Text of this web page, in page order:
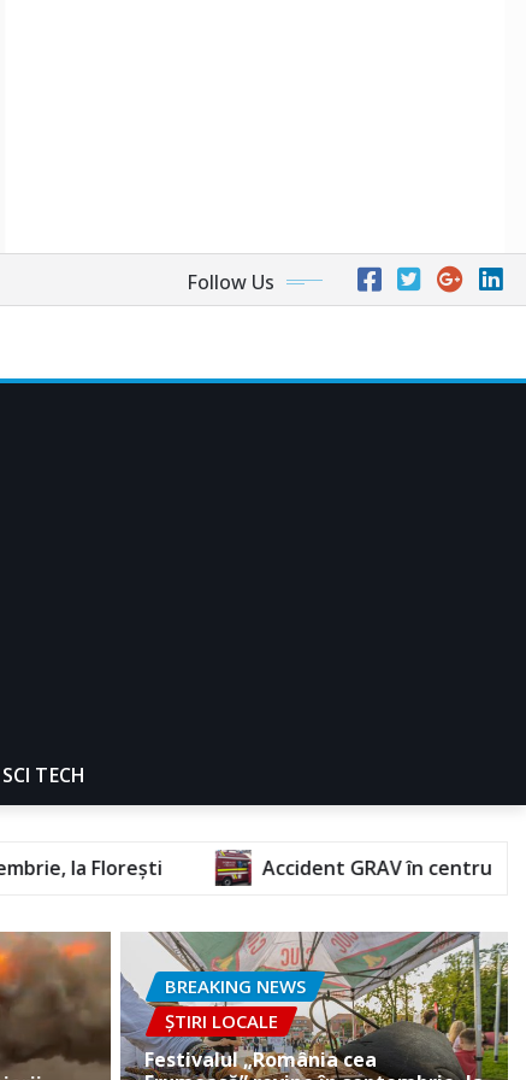
Follow Us
SCI TECH
Accident GRAV în centrul orașului. O femeie a
BREAKING NEWS
ȘTIRI LOCALE
Festivalul „România cea